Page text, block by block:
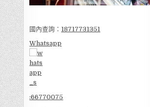
國內查詢： 18717731351
Whatsapp
:66770075